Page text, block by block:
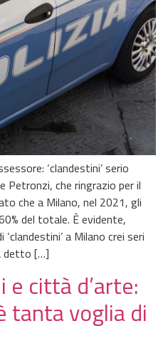
‘clandestini’ serio
Petronzi, che ringrazio per il
che a Milano, nel 2021, gli
del totale. È evidente,
a Milano crei seri
detto […]
e città d’arte:
tanta voglia di